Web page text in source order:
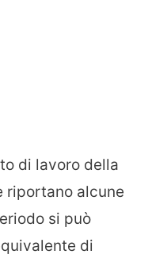
di lavoro della
riportano alcune
si può
di